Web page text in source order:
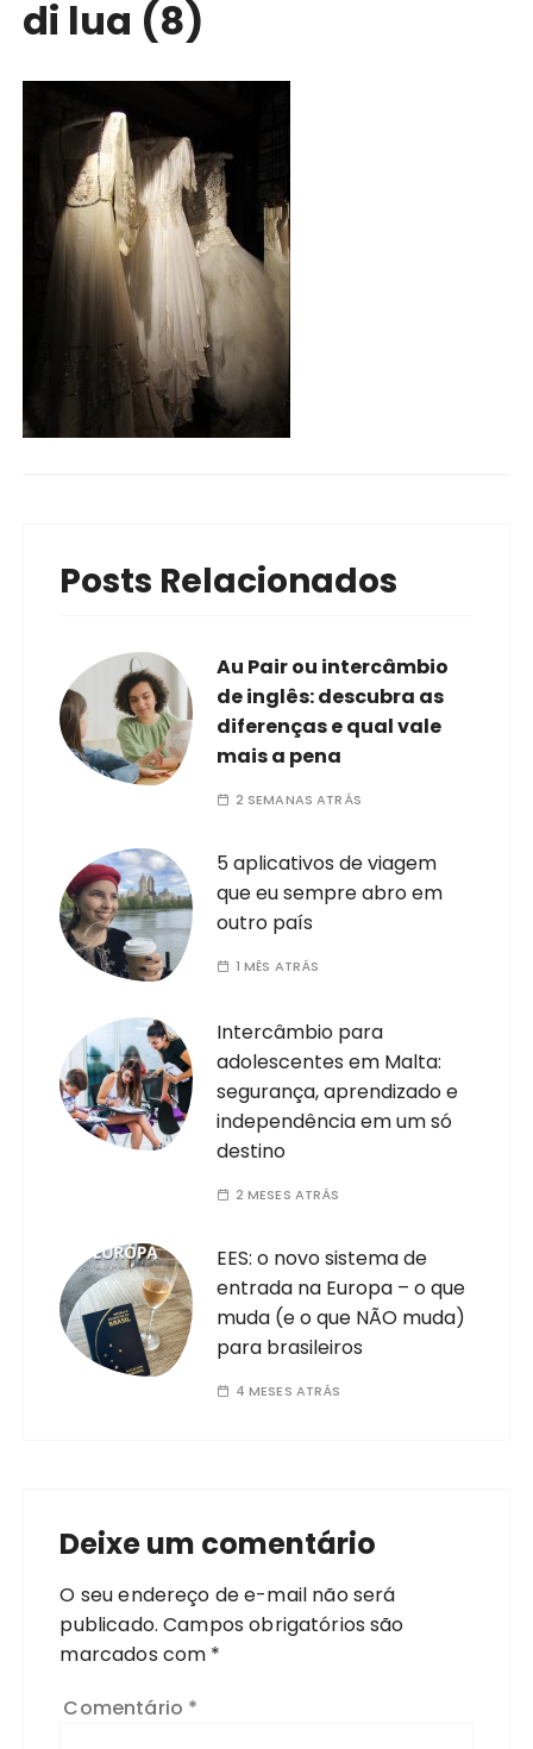
di lua (8)
Posts Relacionados
Au Pair ou intercâmbio
de inglês: descubra as
diferenças e qual vale
mais a pena
2 SEMANAS ATRÁS
5 aplicativos de viagem
que eu sempre abro em
outro país
1 MÊS ATRÁS
Intercâmbio para
adolescentes em Malta:
segurança, aprendizado e
independência em um só
destino
2 MESES ATRÁS
EES: o novo sistema de
entrada na Europa – o que
muda (e o que NÃO muda)
para brasileiros
4 MESES ATRÁS
Deixe um comentário
O seu endereço de e-mail não será
publicado. Campos obrigatórios são
marcados com *
Comentário *